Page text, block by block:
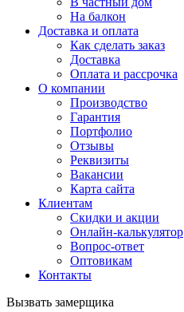
На балкон
Доставка и оплата
Как сделать заказ
Доставка
Оплата и рассрочка
О компании
Производство
Гарантия
Портфолио
Отзывы
Реквизиты
Вакансии
Карта сайта
Клиентам
Скидки и акции
Онлайн-калькулятор
Вопрос-ответ
Оптовикам
Контакты
Вызвать замерщика